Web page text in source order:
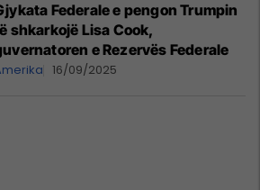
Federale e pengon Trumpin
shkarkojë Lisa Cook,
e Rezervës Federale
16/09/2025